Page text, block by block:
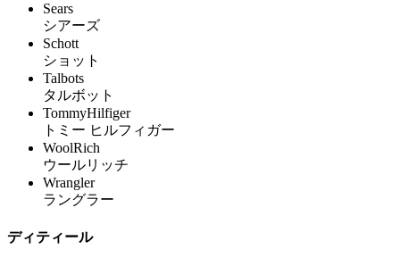
Sears
シアーズ
Schott
ショット
Talbots
タルボット
TommyHilfiger
トミー ヒルフィガー
WoolRich
ウールリッチ
Wrangler
ラングラー
ディティール